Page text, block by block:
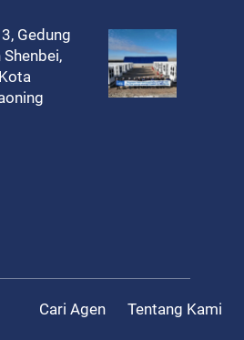
Gedung
Shenbei,
Cari Agen Tentang Kami